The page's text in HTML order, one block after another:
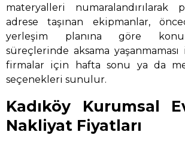
materyalleri numaralandırılarak
adrese taşınan ekipmanlar,
yerleşim planına göre
süreçlerinde aksama
firmalar için hafta sonu ya da
seçenekleri sunulur.
Kadıköy Kurumsal
Nakliyat Fiyatları